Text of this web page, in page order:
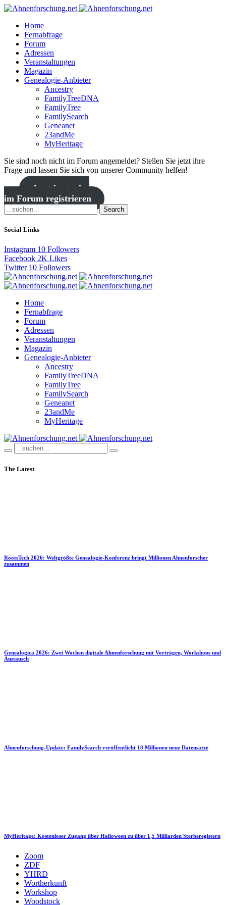
Home
Fernabfrage
Forum
Adressen
Veranstaltungen
Magazin
Genealogie-Anbieter
Ancestry
FamilyTreeDNA
FamilyTree
FamilySearch
Geneanet
23andMe
MyHeritage
Sie sind noch nicht im Forum angemeldet? Stellen Sie jetzt ihre
Frage und lassen Sie sich von unserer Community helfen!
Jetzt kostenlos
im Forum registrieren
Search
Social Links
Instagram 10 Followers
Facebook 2K Likes
Twitter 10 Followers
Home
Fernabfrage
Forum
Adressen
Veranstaltungen
Magazin
Genealogie-Anbieter
Ancestry
FamilyTreeDNA
FamilyTree
FamilySearch
Geneanet
23andMe
MyHeritage
The Latest
RootsTech 2026: Weltgrößte Genealogie-Konferenz bringt Millionen Ahnenforscher
zusammen
Genealogica 2026: Zwei Wochen digitale Ahnenforschung mit Vorträgen, Workshops und
Austausch
Ahnenforschung-Update: FamilySearch veröffentlicht 18 Millionen neue Datensätze
MyHeritage: Kostenloser Zugang über Halloween zu über 1,5 Milliarden Sterberegistern
Zoom
ZDF
YHRD
Wortherkunft
Workshop
Woodstock